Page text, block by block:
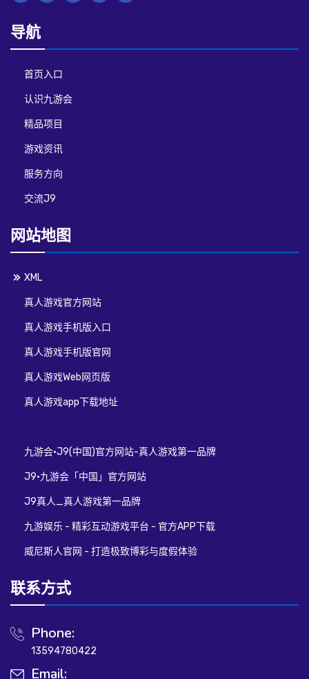
导航
首页入口
认识九游会
精品项目
游戏资讯
服务方向
交流J9
网站地图
XML
真人游戏官方网站
真人游戏手机版入口
真人游戏手机版官网
真人游戏Web网页版
真人游戏app下载地址
九游会·J9(中国)官方网站-真人游戏第一品牌
J9·九游会「中国」官方网站
J9真人_真人游戏第一品牌
九游娱乐 - 精彩互动游戏平台 - 官方APP下载
威尼斯人官网 - 打造极致博彩与度假体验
联系方式
Phone:
13594780422
Email: